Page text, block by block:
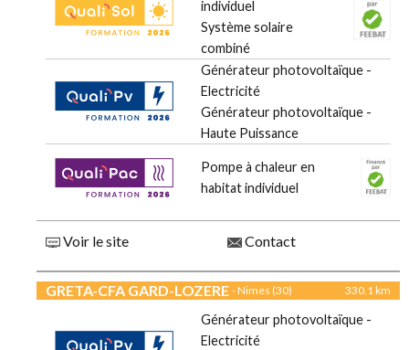
individuel
Système solaire
combiné
Générateur photovoltaïque -
Electricité
Générateur photovoltaïque -
Haute Puissance
Pompe à chaleur en
habitat individuel
Voir le site Contact
GRETA-CFA GARD-LOZERE - Nimes (30) 330.1 km
Générateur photovoltaïque -
Electricité